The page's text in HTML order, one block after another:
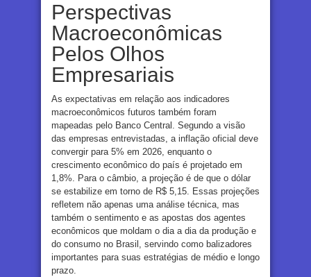
Perspectivas
Macroeconômicas
Pelos Olhos
Empresariais
As expectativas em relação aos indicadores
macroeconômicos futuros também foram
mapeadas pelo Banco Central. Segundo a visão
das empresas entrevistadas, a inflação oficial deve
convergir para 5% em 2026, enquanto o
crescimento econômico do país é projetado em
1,8%. Para o câmbio, a projeção é de que o dólar
se estabilize em torno de R$ 5,15. Essas projeções
refletem não apenas uma análise técnica, mas
também o sentimento e as apostas dos agentes
econômicos que moldam o dia a dia da produção e
do consumo no Brasil, servindo como balizadores
importantes para suas estratégias de médio e longo
prazo.